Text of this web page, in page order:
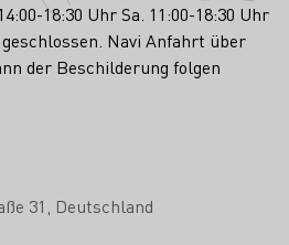
18:30 Uhr Sa. 11:00-18:30 Uhr
Navi Anfahrt über
der Beschilderung folgen
31
Deutschland